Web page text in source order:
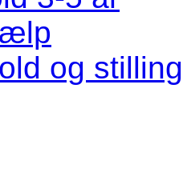
og